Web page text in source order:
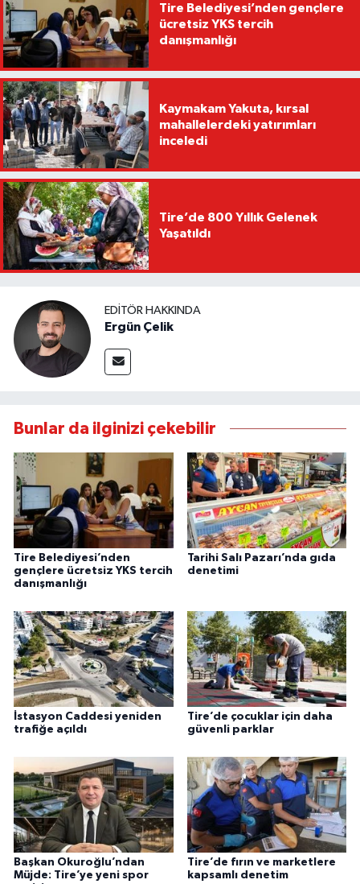
Tire Belediyesi’nden gençlere
ücretsiz YKS tercih
danışmanlığı
Kaymakam Yakuta, kırsal
mahallelerdeki yatırımları
inceledi
Tire’de 800 Yıllık Gelenek
Yaşatıldı
EDITÖR HAKKINDA
Ergün Çelik
Bunlar da ilginizi çekebilir
Tire Belediyesi’nden
gençlere ücretsiz YKS tercih
danışmanlığı
Tarihi Salı Pazarı’nda gıda
denetimi
İstasyon Caddesi yeniden
trafiğe açıldı
Tire’de çocuklar için daha
güvenli parklar
Başkan Okuroğlu’ndan
Müjde: Tire’ye yeni spor
Tire’de fırın ve marketlere
kapsamlı denetim